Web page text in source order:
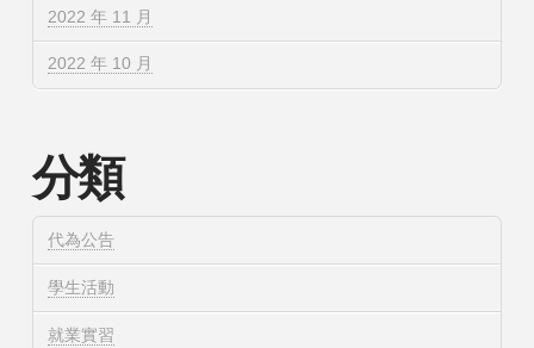
2022 年 11 月
2022 年 10 月
分類
代為公告
學生活動
就業實習